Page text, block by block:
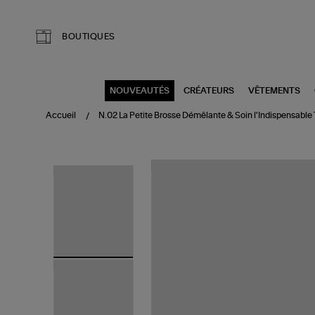
BOUTIQUES
NOUVEAUTÉS CRÉATEURS VÊTEMENTS
Accueil N.02 La Petite Brosse Démêlante & Soin l'Indispensable